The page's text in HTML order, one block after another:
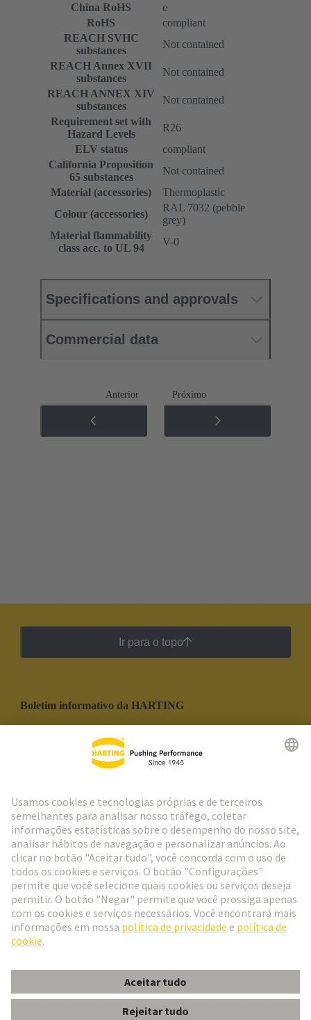
China RoHS
e
RoHS
compliant
REACH SVHC
substances
Not contained
REACH Annex XVII
substances
Not contained
REACH ANNEX XIV
substances
Not contained
Requirement set with
Hazard Levels
R26
ELV status
compliant
California Proposition
65 substances
Not contained
Material (accessories)
Thermoplastic
Colour (accessories)
RAL 7032 (pebble
grey)
Material flammability
class acc. to UL 94
V-0
Specifications and approvals
Commercial data
Anterior Próximo
Ir para o topo
Boletim informativo da HARTING
Social Media
Portugal Português
© Grupo de Tecnologia HARTING